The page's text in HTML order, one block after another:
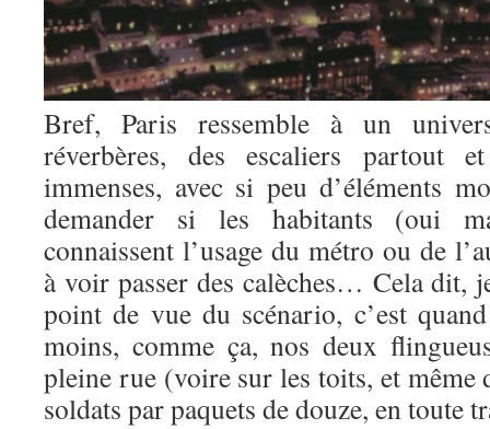
Bref, Paris ressemble à un
réverbères, des escaliers partout
immenses, avec si peu d’éléments
demander si les habitants (oui
connaissent l’usage du métro ou de
à voir passer des calèches… Cela dit,
point de vue du scénario, c’est
moins, comme ça, nos deux
pleine rue (voire sur les toits, et même
soldats par paquets de douze, en toute